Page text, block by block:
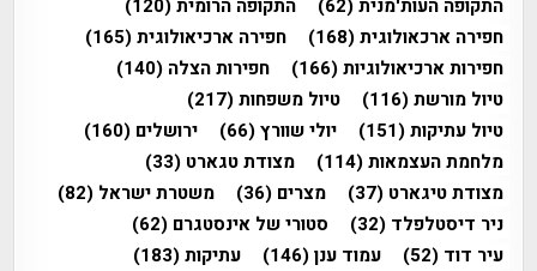
התקופה העות'מנית(62) התקופה הרומית(120)
חפירה ארכאולוגית(168) חפירה ארכיאולוגית(165)
חפירות ארכיאולוגיות(166) חפירות הצלה (140)
טיול מורשת(116) טיול משפחות(217)
טיול עתיקות(151) יולי שוורץ(66) ירושלים (160)
מלחמת העצמאות(114) מצודת טגארט (33)
מצודת טיגארט (37) מצרים (36) משטרת ישראל (82)
ניר דיסטלפלד (32) סטורי של אינסטגרם (62)
עיר דוד (52) עמוד ענן(146) עתיקות(183)